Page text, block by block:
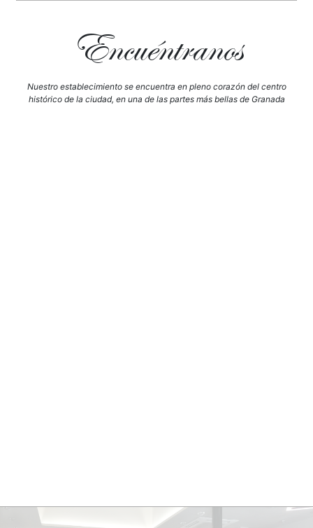
Encuéntranos
Nuestro establecimiento se encuentra en pleno corazón del centro
histórico de la ciudad, en una de las partes más bellas de Granada